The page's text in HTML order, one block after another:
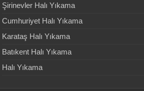
Şirinevler Halı Yıkama
Cumhuriyet Halı Yıkama
Karataş Halı Yıkama
Batıkent Halı Yıkama
Halı Yıkama